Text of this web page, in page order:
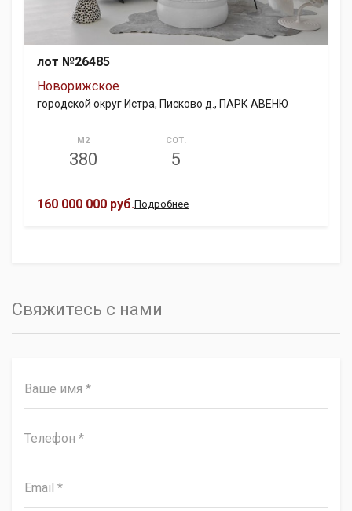
лот №26485
Новорижское
городской округ Истра, Писково д., ПАРК АВЕНЮ
М2
380
СОТ.
5
160 000 000 руб.Подробнее
Свяжитесь с нами